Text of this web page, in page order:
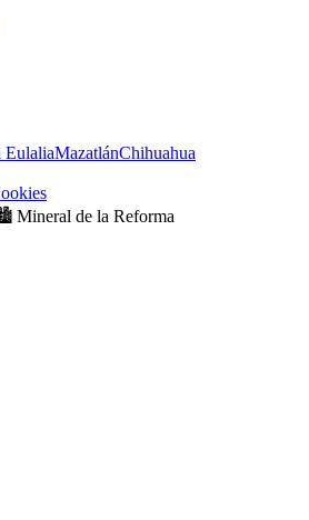
EulaliaMazatlánChihuahua
Mineral de la Reforma